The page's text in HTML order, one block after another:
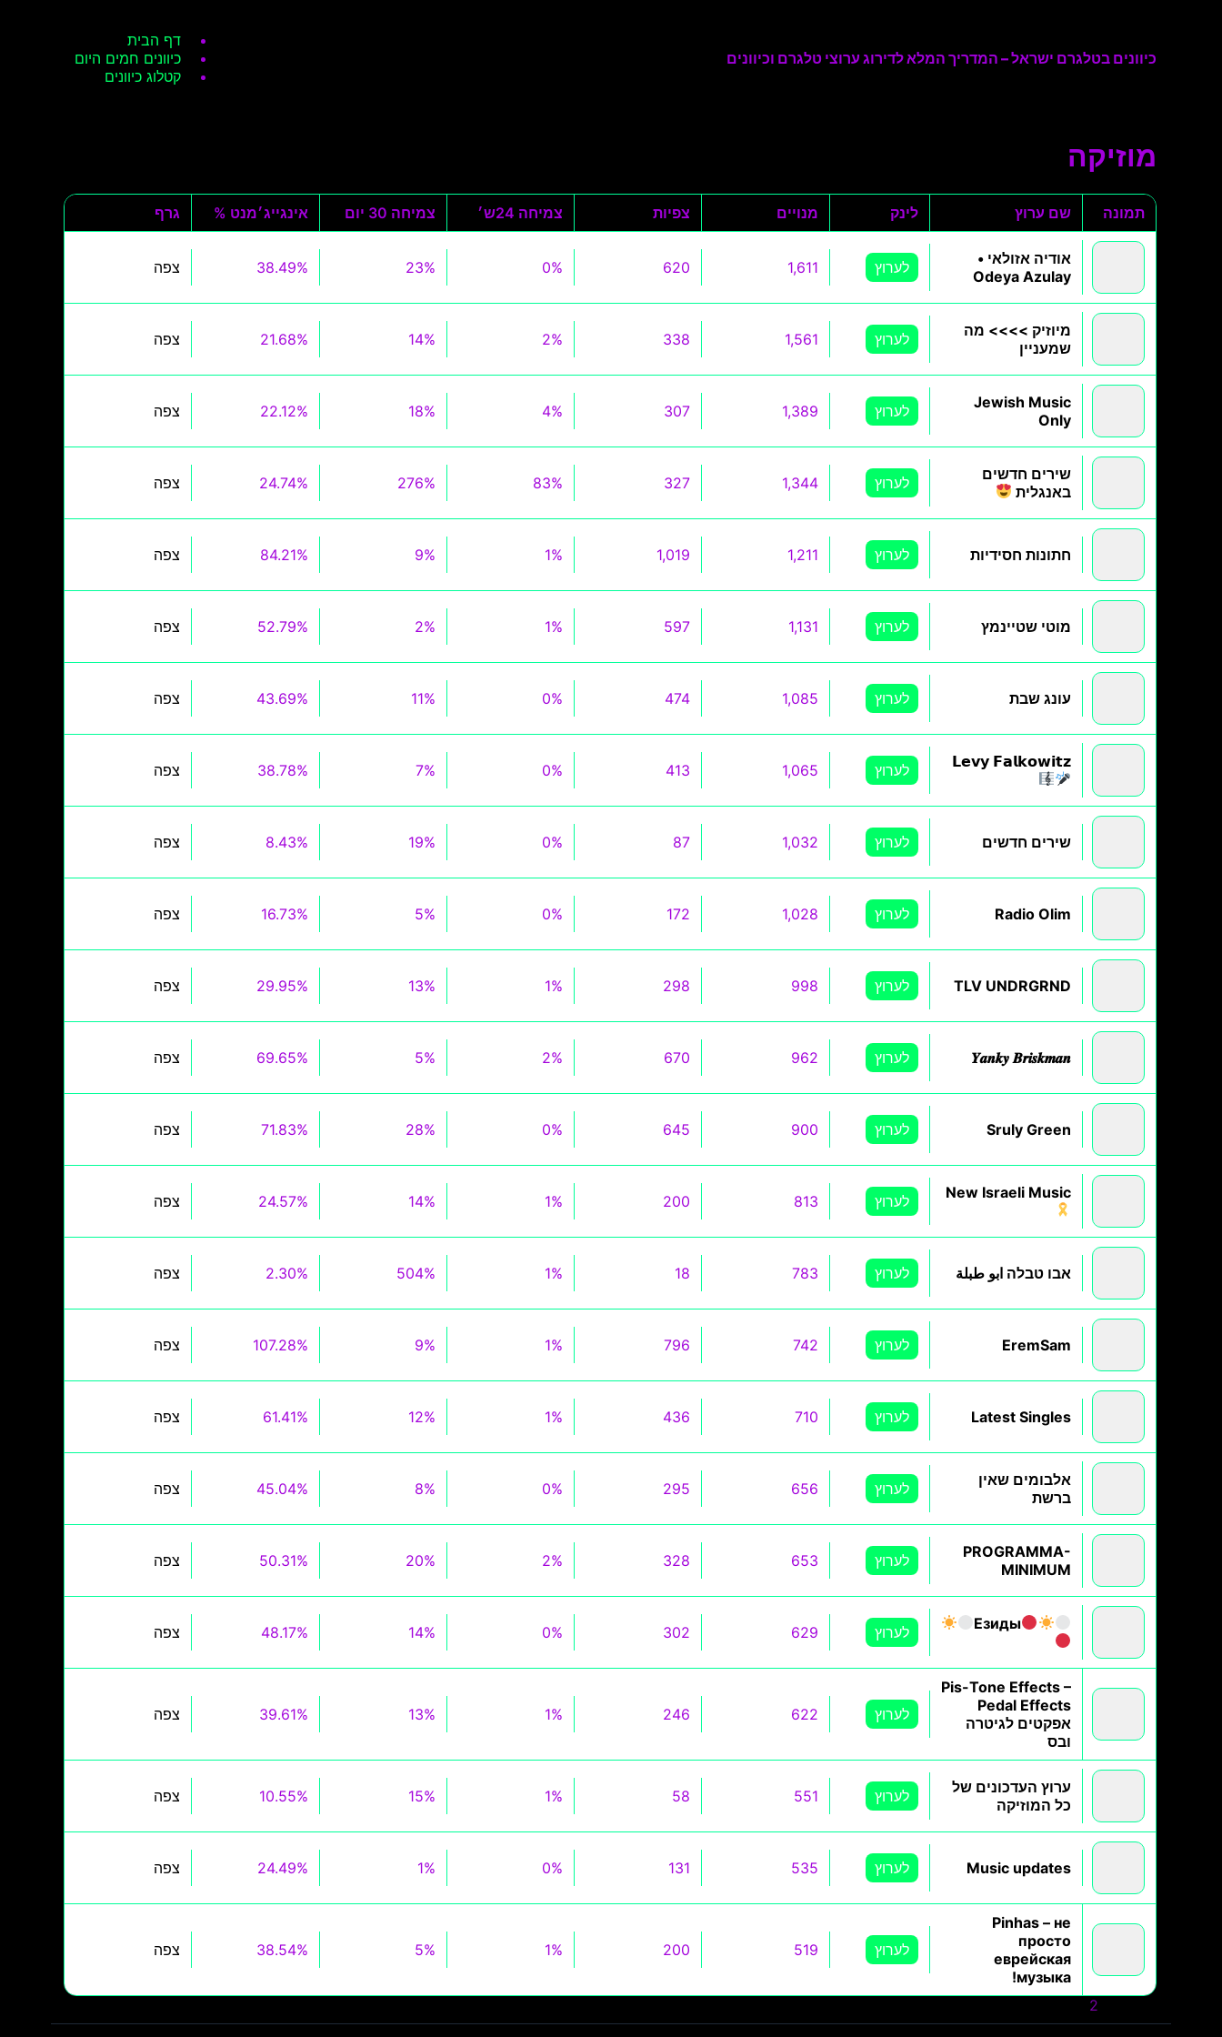
כיוונים בטלגרם ישראל – המדריך המלא לדירוג ערוצי טלגרם וכיוונים
דף הבית
כיוונים חמים היום
קטלוג כיוונים
מוזיקה
תמונה שם ערוץ לינק מנויים צפיות צמיחה 24ש׳ צמיחה 30 יום אינגייג׳מנט % גרף
אודיה אזולאי •
Odeya Azulay
לערוץ 1,611
620
0%
23%
38.49% צפה
מיוזיק >>>> מה
שמעניין
לערוץ 1,561
338
2%
14%
21.68% צפה
Jewish Music
Only
לערוץ 1,389
307
4%
18%
22.12% צפה
שירים חדשים
באנגלית
לערוץ 1,344
327
83%
276%
24.74% צפה
חתונות חסידיות לערוץ 1,211
1,019
1%
9%
84.21% צפה
מוטי שטיינמץ לערוץ 1,131
597
1%
2%
52.79% צפה
עונג שבת לערוץ 1,085
474
0%
11%
43.69% צפה
𝗟𝗲𝘃𝘆 𝗙𝗮𝗹𝗸𝗼𝘄𝗶𝘁𝘇 לערוץ 1,065
413
0%
7%
38.78% צפה
שירים חדשים לערוץ 1,032
87
0%
19%
8.43% צפה
Radio Olim לערוץ 1,028
172
0%
5%
16.73% צפה
TLV UNDRGRND לערוץ 998
298
1%
13%
29.95% צפה
𝒀𝒂𝒏𝒌𝒚 𝑩𝒓𝒊𝒔𝒌𝒎𝒂𝒏 לערוץ 962
670
2%
5%
69.65% צפה
Sruly Green לערוץ 900
645
0%
28%
71.83% צפה
New Israeli Music לערוץ 813
200
1%
14%
24.57% צפה
אבו טבלה ابو طبلة לערוץ 783
18
1%
504%
2.30% צפה
EremSam לערוץ 742
796
1%
9%
107.28% צפה
Latest Singles לערוץ 710
436
1%
12%
61.41% צפה
אלבומים שאין
ברשת
לערוץ 656
295
0%
8%
45.04% צפה
PROGRAMMA-
MINIMUM
לערוץ 653
328
2%
20%
50.31% צפה
Езиды לערוץ 629
302
0%
14%
48.17% צפה
Pis-Tone Effects –
Pedal Effects
אפקטים לגיטרה
ובס
לערוץ 622
246
1%
13%
39.61% צפה
ערוץ העדכונים של
כל המוזיקה
לערוץ 551
58
1%
15%
10.55% צפה
Music updates לערוץ 535
131
0%
1%
24.49% צפה
Pinhas – не
просто
еврейская
музыка!
לערוץ 519
200
1%
5%
38.54% צפה
2